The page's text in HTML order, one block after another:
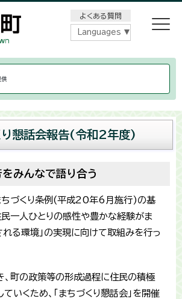
よくある質問
Languages
り懇話会報告(令和2年度)
みんなで語り合う
ちづくり条例(平成20年6月施行)の基
民一人ひとりの感性や豊かな経験がま
る環境」の実現に向けて取組みを行っ
、町の政策等の形成過程に住民の積極
いくため、「まちづくり懇話会」を開催